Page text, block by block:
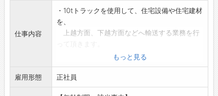
仕事内容
・10tトラックを使用して、住宅設備や住宅建材
を、
上越方面、下越方面などへ輸送する業務を行
・荷物の積み下ろし作業は原則フォークリフト
を使用して行い
ますが、手作業での仕分作業もあります。
※2026年2月に営業所が新築移転となりました!
もっと見る
雇用形態 正社員